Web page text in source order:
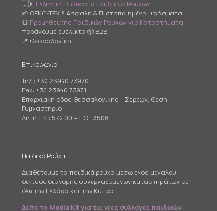
🇬🇷 Ελληνική Βιοτεχνία Παιδικών Ρούχων
🌱 OEKO-TEX ® Ασφαλή & Πιστοποιημένα υφάσματα
👕 Προμηθευτής Παιδικών Ρούχων για Καταστήματα
παράγουμε ευέλικτα 📦 B2B
📍 Θεσσαλονίκη
Επικοινωνία
Τηλ.: +30 23940.73970
Fax: +30 23940.73971
Επαρχιακή οδός Θεσσαλονίκης – Σερρών, Θέση
Γυμναστήριο
Λητή Τ.Κ.: 572 00 – Τ.Θ.: 3508
Παιδικά Ρούχα
Διαθέτουμε τα παιδικά ρούχα μέσω ενός μεγάλου
δικτύου διανομής συνεργαζόμενων καταστημάτων σε
όλη την Ελλάδα και την Κύπρο.
Δείτε το Media Kit για τις νέες συλλογές παιδικών